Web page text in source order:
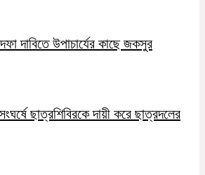
দাবিতে উপাচার্যের কাছে জকসুর
ছাত্রশিবিরকে দায়ী করে ছাত্রদলের